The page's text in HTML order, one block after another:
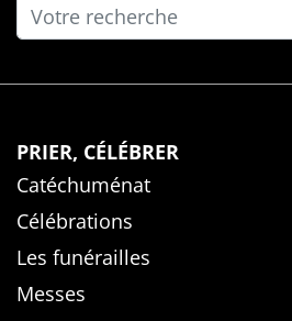
PRIER, CÉLÉBRER
Catéchuménat
Célébrations
Les funérailles
Messes